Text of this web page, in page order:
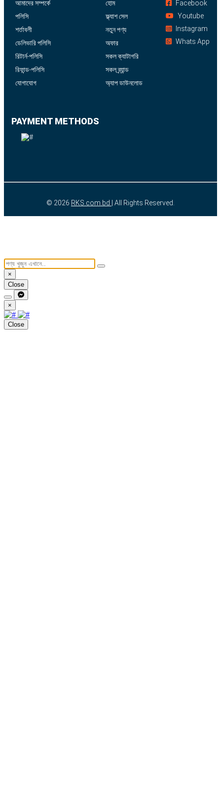
আমাদের সম্পর্কে
পলিসি
শর্তাবলী
ডেলিভারি পলিসি
রিটার্ন-পলিসি
রিফান্ড-পলিসি
যোগাযোগ
হোম
ফ্ল্যাশ সেল
নতুন পণ্য
অফার
সকল ক্যাটাগরি
সকল ব্র্যান্ড
অ্যাপ ডাউনলোড
Facebook
Youtube
Instagram
Whats App
PAYMENT METHODS
© 2026 RKS.com.bd | All Rights Reserved.
×
Close
×
Close